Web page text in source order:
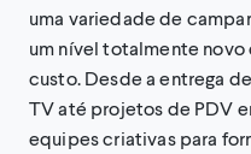
uma variedade de
um nível totalmente
custo. Desde a entrega
TV até projetos de PDV
equipes criativas para